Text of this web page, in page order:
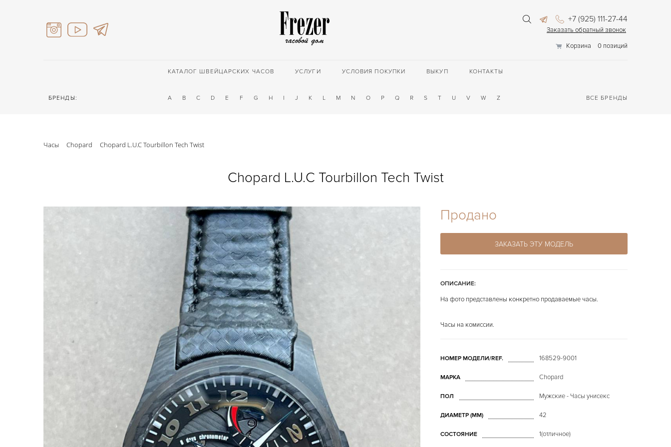
+7 (925) 111-27-44
Заказать обратный звонок
Корзина
0 позиций
КАТАЛОГ ШВЕЙЦАРСКИХ ЧАСОВ УСЛУГИ УСЛОВИЯ ПОКУПКИ ВЫКУП КОНТАКТЫ
БРЕНДЫ: A B C D E F G H I J K L M N O P Q R S T U V W Z ВСЕ БРЕНДЫ
Часы Chopard Chopard L.U.C Tourbillon Tech Twist
Chopard L.U.C Tourbillon Tech Twist
Продано
ЗАКАЗАТЬ ЭТУ МОДЕЛЬ
ОПИСАНИЕ:
На фото представлены конкретно продаваемые часы.
Часы на комиссии.
НОМЕР МОДЕЛИ/REF. 168529-9001
МАРКА Chopard
ПОЛ Мужские - Часы унисекс
ДИАМЕТР (MM) 42
СОСТОЯНИЕ 1(отличное)